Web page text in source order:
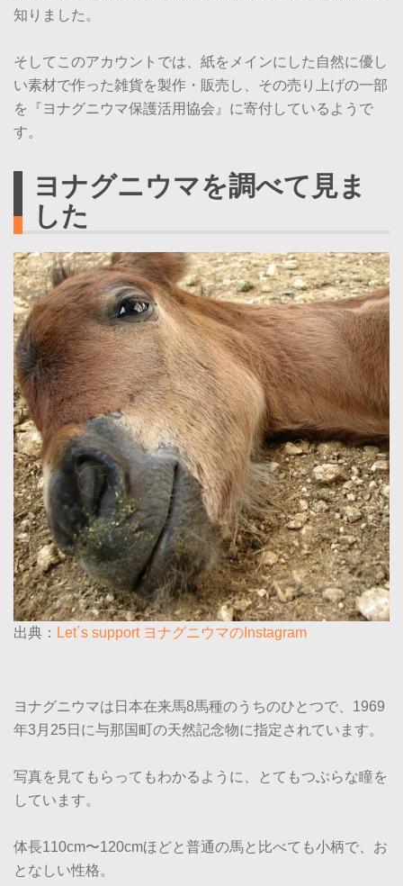
知りました。
そしてこのアカウントでは、紙をメインにした自然に優し
い素材で作った雑貨を製作・販売し、その売り上げの一部
を『ヨナグニウマ保護活用協会』に寄付しているようで
す。
ヨナグニウマを調べて見ま
した
出典： Let´s support ヨナグニウマのInstagram
ヨナグニウマは日本在来馬8馬種のうちのひとつで、1969
年3月25日に与那国町の天然記念物に指定されています。
写真を見てもらってもわかるように、とてもつぶらな瞳を
しています。
体長110cm〜120cmほどと普通の馬と比べても小柄で、お
となしい性格。